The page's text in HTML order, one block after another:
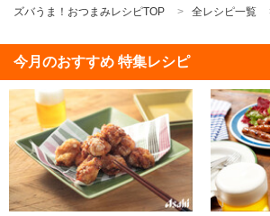
ズバうま！おつまみレシピTOP
全レシピ一覧
今月のおすすめ 特集レシピ